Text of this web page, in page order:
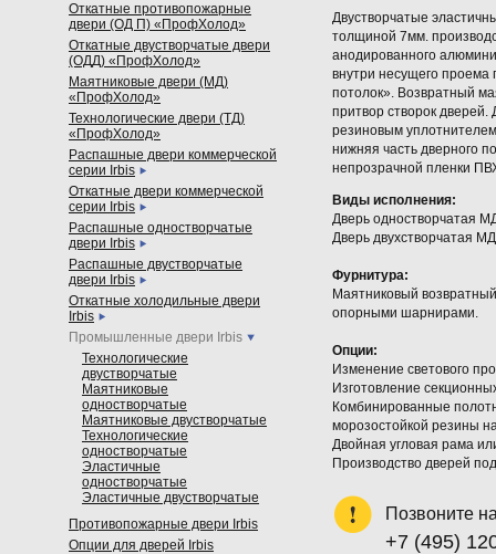
Двустворчатые
толщиной 7мм.
анодированного
внутри несущего
потолок». Возвратный
притвор створок
резиновым
нижняя часть дверного
непрозрачной пленки
Виды исполнения:
Дверь одностворчатая
Дверь двухстворчатая
Фурнитура:
Маятниковый
опорными шарнирами.
Опции:
Изменение светового
Изготовление
Комбинированные
морозостойкой резины
Двойная угловая рама
Производство дверей
Позвоните
+7 (495)
Откатные противопожарные
двери (ОД П) «ПрофХолод»
Откатные двустворчатые двери
(ОДД) «ПрофХолод»
Маятниковые двери (МД)
«ПрофХолод»
Технологические двери (ТД)
«ПрофХолод»
Распашные двери коммерческой
серии Irbis
Откатные двери коммерческой
серии Irbis
Распашные одностворчатые
двери Irbis
Распашные двустворчатые
двери Irbis
Откатные холодильные двери
Irbis
Промышленные двери Irbis
Технологические
двустворчатые
Маятниковые
одностворчатые
Маятниковые двустворчатые
Технологические
одностворчатые
Эластичные
одностворчатые
Эластичные двустворчатые
Противопожарные двери Irbis
Опции для дверей Irbis